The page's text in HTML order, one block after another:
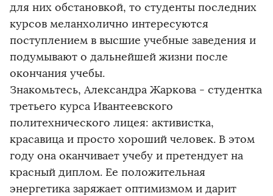
для них обстановкой, то студенты последних
курсов меланхолично интересуются
поступлением в высшие учебные заведения и
подумывают о дальнейшей жизни после
окончания учебы.
Знакомьтесь, Александра Жаркова - студентка
третьего курса Ивантеевского
политехнического лицея: активистка,
красавица и просто хороший человек. В этом
году она оканчивает учебу и претендует на
красный диплом. Ее положительная
энергетика заряжает оптимизмом и дарит